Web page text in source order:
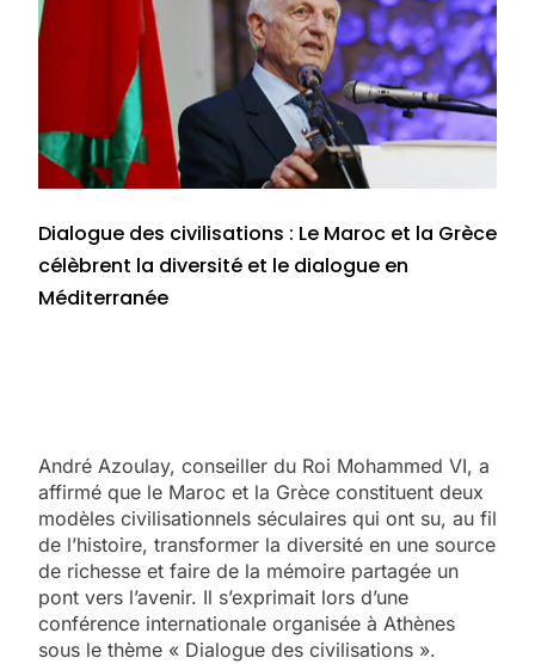
Dialogue des civilisations : Le Maroc et la Grèce
célèbrent la diversité et le dialogue en
Méditerranée
André Azoulay, conseiller du Roi Mohammed VI, a
affirmé que le Maroc et la Grèce constituent deux
modèles civilisationnels séculaires qui ont su, au fil
de l’histoire, transformer la diversité en une source
de richesse et faire de la mémoire partagée un
pont vers l’avenir. Il s’exprimait lors d’une
conférence internationale organisée à Athènes
sous le thème « Dialogue des civilisations ».